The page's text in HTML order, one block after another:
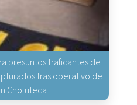
presuntos traficantes de
tras operativo de
Choluteca